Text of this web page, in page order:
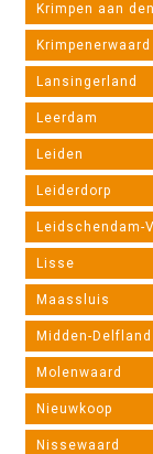
Krimpen aan
Krimpenerwaard
Lansingerland
Leerdam
Leiden
Leiderdorp
Leidschendam-
Lisse
Maassluis
Midden-Delfland
Molenwaard
Nieuwkoop
Nissewaard